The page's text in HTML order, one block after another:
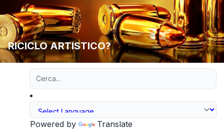
RICICLO ARTISTICO?
Powered by Translate